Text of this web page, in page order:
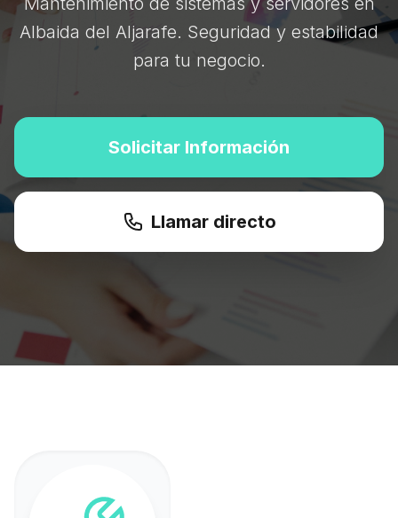
Albaida del Aljarafe. Seguridad y estabilidad
para tu negocio.
Solicitar Información
Llamar directo